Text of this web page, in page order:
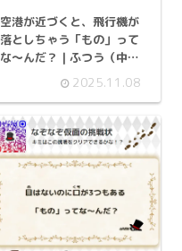
空港が近づくと、飛行機が
落としちゃう「もの」って
な～んだ？ | ふつう（中学
生レベル）- 挑戦状 099
2025.11.08